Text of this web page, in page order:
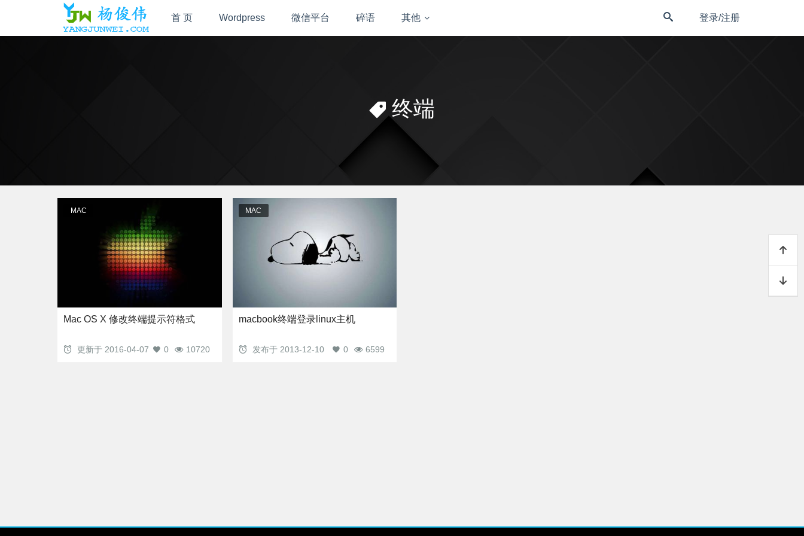
首 页 Wordpress 微信平台 碎语 其他 登录/注册
终端
MAC
Mac OS X 修改终端提示符格式
更新于 2016-04-07 10720
0
MAC
macbook终端登录linux主机
发布于 2013-12-10 6599
0